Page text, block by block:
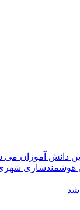
شهری در بن‌بست
شد